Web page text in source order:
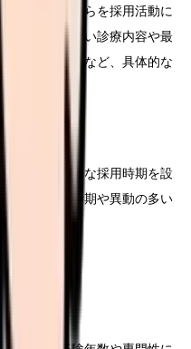
確化し、それらを採用活動に
。専門性の高い診療内容や最
ネットワークなど、具体的な
考慮し、最適な採用時期を設
の進路決定時期や異動の多い
す。